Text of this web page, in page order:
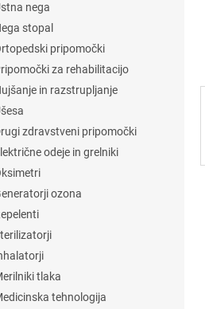
nega
stopal
pripomočki
za rehabilitacijo
in razstrupljanje
zdravstveni pripomočki
odeje in grelniki
ozona
tlaka
tehnologija